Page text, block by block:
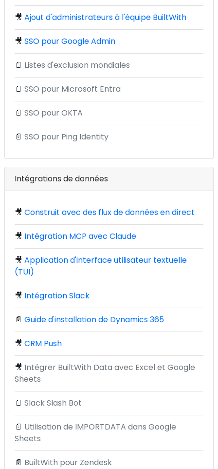
🎥 Ajout d'administrateurs à l'équipe BuiltWith
🎥 SSO pour Google Admin
📄 Listes d'exclusion mondiales
📄 SSO pour Microsoft Entra
📄 SSO pour OKTA
📄 SSO pour Ping Identity
Intégrations de données
🎥 Construit avec des flux de données en direct
🎥 Intégration MCP avec Claude
🎥 Application d'interface utilisateur textuelle
(TUI)
🎥 Intégration Slack
📄 Guide d'installation de Dynamics 365
🎥 CRM Push
🎥 Intégrer BuiltWith Data avec Excel et Google
Sheets
📄 Slack Slash Bot
📄 Utilisation de IMPORTDATA dans Google
Sheets
📄 BuiltWith pour Zendesk